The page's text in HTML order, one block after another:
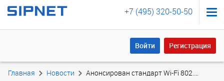
+7 (495) 320-50-50
Войти Регистрация
Войти Регистрация
Главная Новости Анонсирован стандарт Wi-Fi 802.11ah HaLow